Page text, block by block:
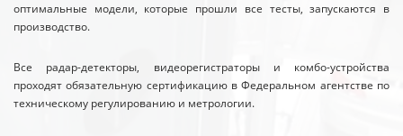
оптимальные модели, которые прошли все тесты, запускаются в
производство.
Все радар-детекторы, видеорегистраторы и комбо-устройства
проходят обязательную сертификацию в Федеральном агентстве по
техническому регулированию и метрологии.